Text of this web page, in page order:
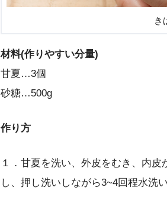
き
材料(作りやすい分量)
甘夏…3個
砂糖…500g
作り方
１．甘夏を洗い、外皮をむき、内
し、押し洗いしながら3~4回程水洗い